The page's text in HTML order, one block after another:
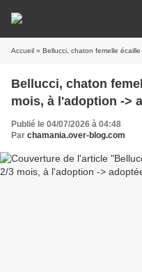
Accueil » Bellucci, chaton femelle
Bellucci, chaton
mois, à l'adoption ->
Publié le 04/07/2026 à 04:48
Par chamania.over-blog.com